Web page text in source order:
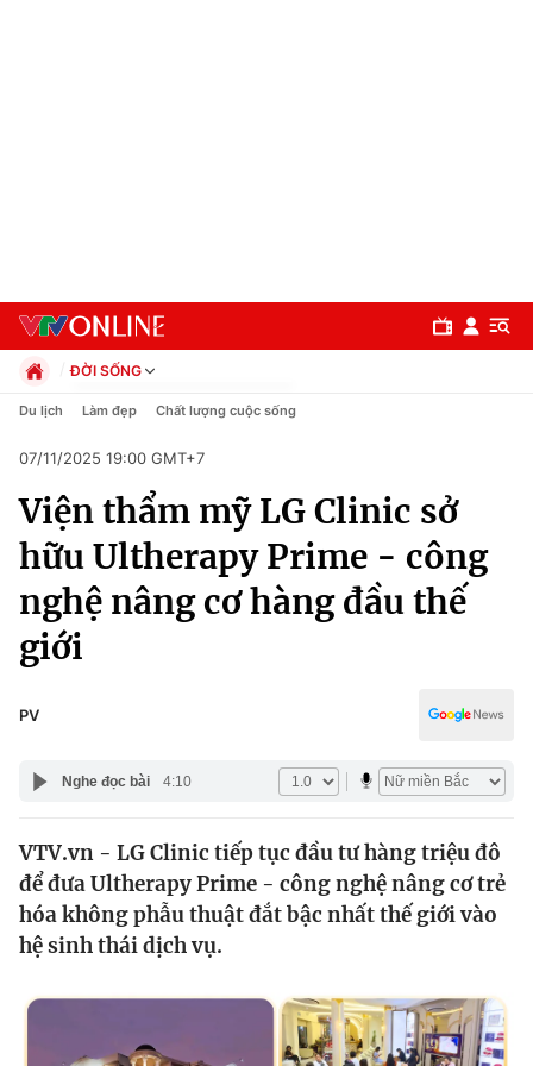
Chuyên mục
Chính trị
Xã hội
Tin tức
Thế giới đó đây
Câu chuyện quốc tế
Kinh tế
Tài chính
Dữ liệu và đời sống
ĐỜI SỐNG
Chính trị
Pháp luật
Kinh tế
Thể thao
Truyền hình
Văn hóa - Giải trí
Y tế
Đời sống
Du lịch Làm đẹp Chất lượng cuộc sống
07/11/2025 19:00 GMT+7
Viện thẩm mỹ LG Clinic sở
hữu Ultherapy Prime - công
nghệ nâng cơ hàng đầu thế
giới
PV
Nghe đọc bài 4:10
VTV.vn - LG Clinic tiếp tục đầu tư hàng triệu đô
để đưa Ultherapy Prime - công nghệ nâng cơ trẻ
hóa không phẫu thuật đắt bậc nhất thế giới vào
hệ sinh thái dịch vụ.